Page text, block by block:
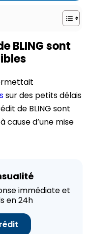
BLING sont
sur des petits délais
de BLING sont
cause d’une mise
immédiate et
en 24h